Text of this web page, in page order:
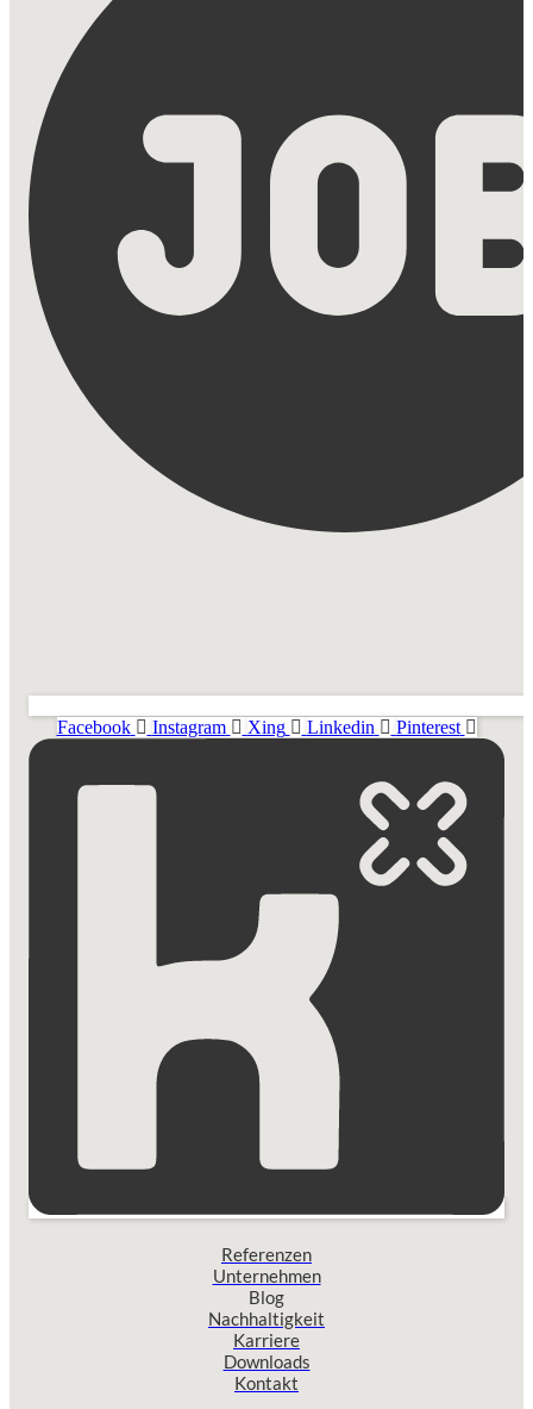
Facebook Instagram Xing Linkedin Pinterest
Referenzen
Unternehmen
Blog
Nachhaltigkeit
Karriere
Downloads
Kontakt